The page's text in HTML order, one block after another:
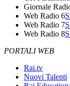
Giornale
Web Radio 6
Web Radio 7
Web Radio 8
PORTALI WEB
Rai.tv
Nuovi Talenti